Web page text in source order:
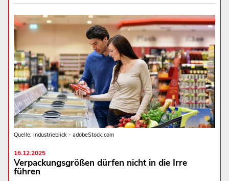
Quelle: industrieblick - adobeStock.com
16.12.2025
Verpackungsgrößen dürfen nicht in die Irre
führen